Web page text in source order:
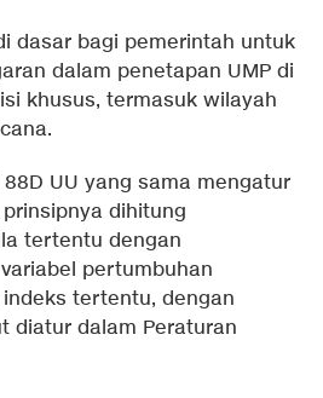
dasar bagi pemerintah untuk
dalam penetapan UMP di
khusus, termasuk wilayah
UU yang sama mengatur
dihitung
tertentu dengan
pertumbuhan
tertentu, dengan
diatur dalam Peraturan